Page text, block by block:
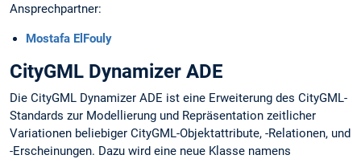
Ansprechpartner:
Mostafa ElFouly
CityGML Dynamizer ADE
Die CityGML Dynamizer ADE ist eine Erweiterung des CityGML-
Standards zur Modellierung und Repräsentation zeitlicher
Variationen beliebiger CityGML-Objektattribute, -Relationen, und
-Erscheinungen. Dazu wird eine neue Klasse namens